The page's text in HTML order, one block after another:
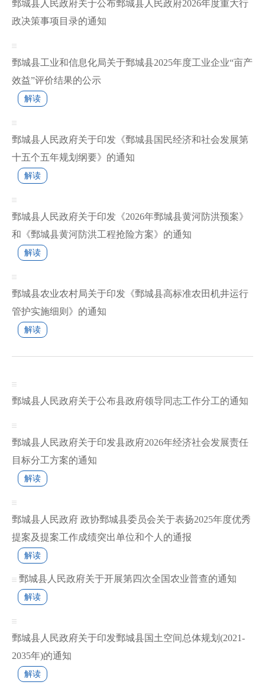
鄄城县人民政府关于公布鄄城县人民政府2026年度重大行
政决策事项目录的通知
鄄城县工业和信息化局关于鄄城县2025年度工业企业“亩产
效益”评价结果的公示
解读
鄄城县人民政府关于印发《鄄城县国民经济和社会发展第
十五个五年规划纲要》的通知
解读
鄄城县人民政府关于印发《2026年鄄城县黄河防洪预案》
和《鄄城县黄河防洪工程抢险方案》的通知
解读
鄄城县农业农村局关于印发《鄄城县高标准农田机井运行
管护实施细则》的通知
解读
鄄城县人民政府关于公布县政府领导同志工作分工的通知
鄄城县人民政府关于印发县政府2026年经济社会发展责任
目标分工方案的通知
解读
鄄城县人民政府 政协鄄城县委员会关于表扬2025年度优秀
提案及提案工作成绩突出单位和个人的通报
解读
鄄城县人民政府关于开展第四次全国农业普查的通知
解读
鄄城县人民政府关于印发鄄城县国土空间总体规划(2021-
2035年)的通知
解读